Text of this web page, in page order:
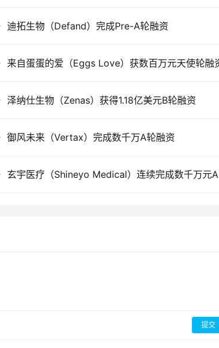
迪拓生物（Defand）完成Pre-A轮融资
来自蛋蛋的爱（Eggs Love）获数百万元天使轮融
泽纳仕生物（Zenas）获得1.18亿美元B轮融资
御风未来（Vertax）完成数千万A轮融资
提交